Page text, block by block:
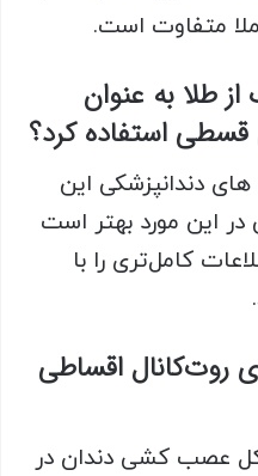
متفاوت است.
طلا به عنوان
استفاده کرد؟
دندانپزشکی این
در این مورد بهتر است
کامل‌تری را با
روت‌کانال اقساطی
کل عصب کشی دندان در